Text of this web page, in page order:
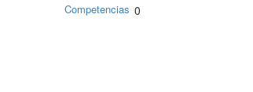
Competencias 0